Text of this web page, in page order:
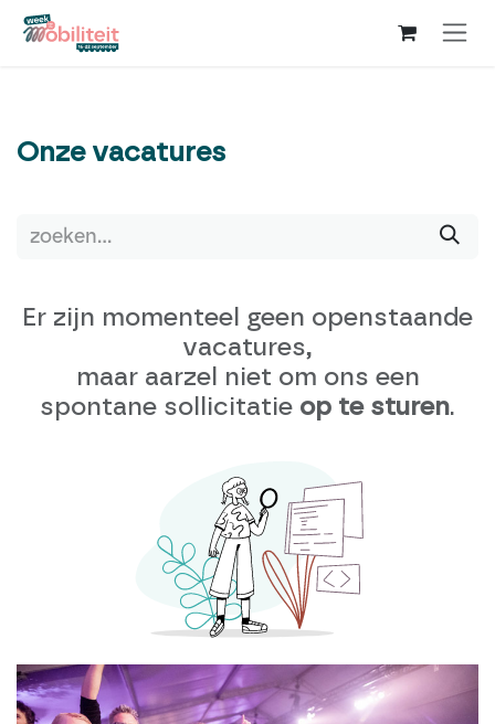
Overslaan naar inhoud
Onze vacatures
Er zijn momenteel geen openstaande
vacatures,
maar aarzel niet om ons een
spontane sollicitatie op te sturen.